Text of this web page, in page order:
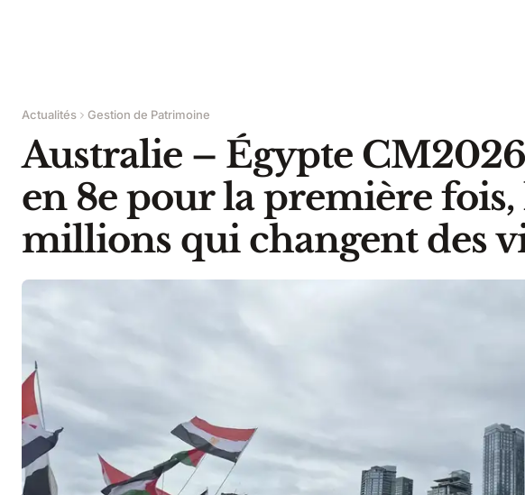
Actualités Gestion de Patrimoine
Australie – Égypte
en 8e pour la première fois,
millions qui changent des